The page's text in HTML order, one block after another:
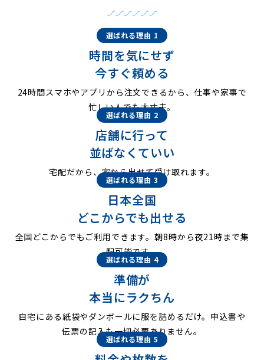
選ばれる理由 1
時間を気にせず
今すぐ頼める
24時間スマホやアプリから注文できるから、仕事や家事で
忙しい人でも大丈夫。
選ばれる理由 2
店舗に行って
並ばなくていい
宅配だから、家から出せて受け取れます。
選ばれる理由 3
日本全国
どこからでも出せる
全国どこからでもご利用できます。朝8時から夜21時まで集
配可能です。
選ばれる理由 4
準備が
本当にラクちん
自宅にある紙袋やダンボールに服を詰めるだけ。申込書や
伝票の記入も一切必要ありません。
選ばれる理由 5